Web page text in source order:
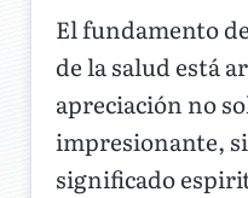
El fundamento
de la salud está
apreciación no
impresionante,
significado